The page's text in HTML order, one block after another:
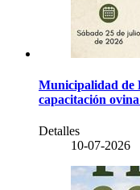
Municipalidad de
capacitación
Detalles
10-07-2026